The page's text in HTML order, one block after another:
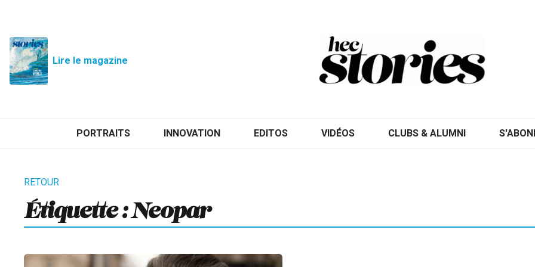
Lire le magazine
PORTRAITS INNOVATION EDITOS VIDÉOS CLUBS & ALUMNI
Étiquette : Neopar